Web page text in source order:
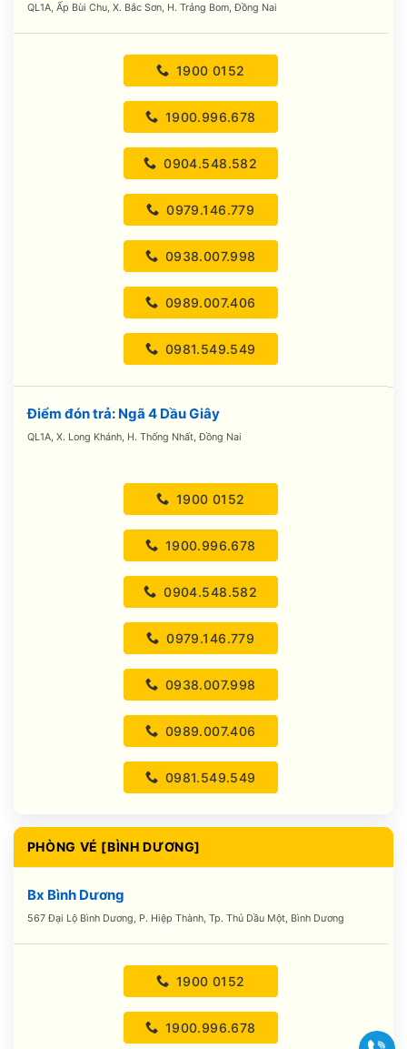
QL1A, Ấp Bùi Chu, X. Bắc Sơn, H. Trảng Bom, Đồng Nai
1900 0152
1900.996.678
0904.548.582
0979.146.779
0938.007.998
0989.007.406
0981.549.549
Điểm đón trả: Ngã 4 Dầu Giây
QL1A, X. Long Khánh, H. Thống Nhất, Đồng Nai
1900 0152
1900.996.678
0904.548.582
0979.146.779
0938.007.998
0989.007.406
0981.549.549
PHÒNG VÉ [BÌNH DƯƠNG]
Bx Bình Dương
567 Đại Lộ Bình Dương, P. Hiệp Thành, Tp. Thủ Dầu Một, Bình Dương
1900 0152
1900.996.678